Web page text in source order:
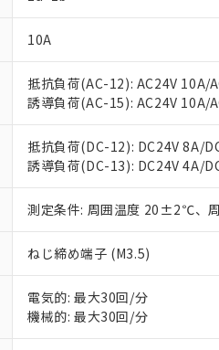
10A
抵抗負荷(AC-12): AC24V 10A/
誘導負荷(AC-15): AC24V 10A/
抵抗負荷(DC-12): DC24V 8A/
誘導負荷(DC-13): DC24V 4A/
測定条件: 周囲温度 20±2℃、
ねじ締め端子 (M3.5)
電気的: 最大30回/分
機械的: 最大30回/分
以下の条件をお読みいただ
本サービスは、当社
くものです。
当社制御機器事業取
のであり、閲覧された
い。
正式な納期状況および
当社販売員にご相談く
オムロン制御機器販
在庫状況および標準価
マイパーツ機能（部品
ている必要があります。
お客様が当ウェブサイ
仕入先様の事情により、非
があります。
*EU RoHS指令（10物質）：
鉛(Pb) 1000ppm以下、 水銀(Hg)
六価クロム(Cr(Ⅵ)) 1000ppm以下、
但し、RoHS指令で産業用監視およ
フタル酸エステル類の４物質につい
※2 対応予定月
部品在庫の切り替え状況な
※3 非含有証明書ダウン
※1 中国RoHS○×表
「－」：未確認です。当社
*中国RoHS10物質の基準値 (GB/
Pb(鉛) :1000ppm、 Hg(水銀) :
Cr(Ⅵ)(六価クロム) : 1000ppm、
DBP(フタル酸ジブチル) : 1000ppm
DEHP(フタル酸ビス(2-エチルヘキ
※2 環境保護使用期限
「ｅ」：有害物質（10物質
「10」：通常の使用状況下
味します。
当社は、これら貴社製
う）を輸出または国外
当社は規制貨物を破
ます。
当社は貴社製品を、核
当社は、貴社製品を第
また当社は、販売先お
たしません。
記
号
説明
○ 一定数以上の在庫
△ 一定数には満たな
－
在庫なし(最新の
機器販売店・当
空
白
受注生産機種、ま